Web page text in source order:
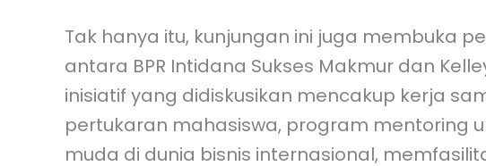
Tak hanya itu, kunjungan ini juga membuka
antara BPR Intidana Sukses Makmur dan
inisiatif yang didiskusikan mencakup kerja
pertukaran mahasiswa, program mentoring
muda di dunia bisnis internasional,